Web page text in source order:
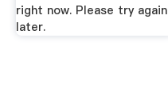
right now. Please try again
later.